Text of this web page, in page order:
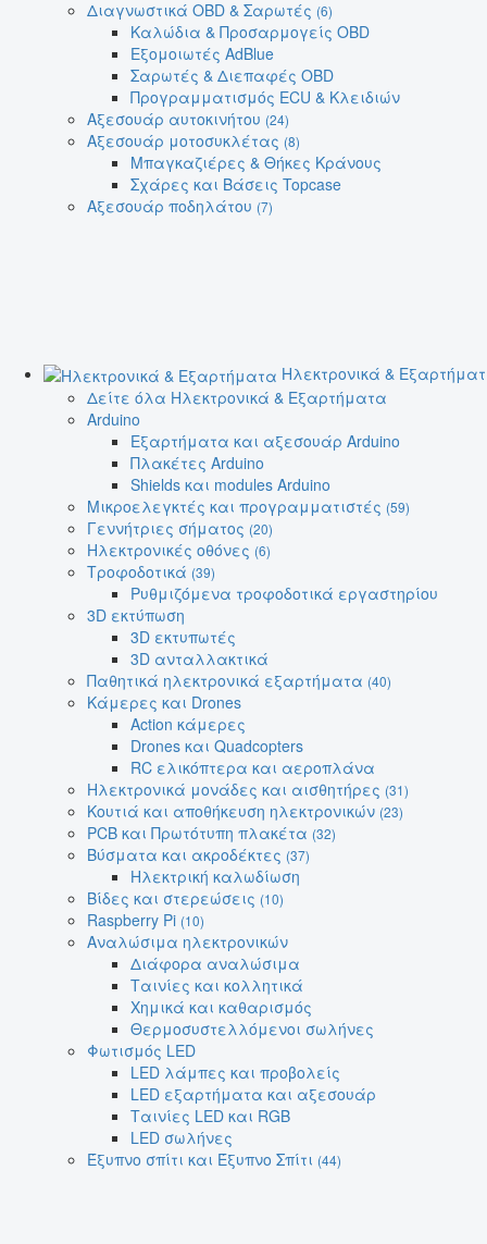
Διαγνωστικά OBD & Σαρωτές (6)
Καλώδια & Προσαρμογείς OBD
Εξομοιωτές AdBlue
Σαρωτές & Διεπαφές OBD
Προγραμματισμός ECU & Κλειδιών
Αξεσουάρ αυτοκινήτου (24)
Αξεσουάρ μοτοσυκλέτας (8)
Μπαγκαζιέρες & Θήκες Κράνους
Σχάρες και Βάσεις Topcase
Αξεσουάρ ποδηλάτου (7)
Ηλεκτρονικά &
Δείτε όλα Ηλεκτρονικά & Εξαρτήματα
Arduino
Εξαρτήματα και αξεσουάρ Arduino
Πλακέτες Arduino
Shields και modules Arduino
Μικροελεγκτές και προγραμματιστές (59)
Γεννήτριες σήματος (20)
Ηλεκτρονικές οθόνες (6)
Τροφοδοτικά (39)
Ρυθμιζόμενα τροφοδοτικά εργαστηρίου
3D εκτύπωση
3D εκτυπωτές
3D ανταλλακτικά
Παθητικά ηλεκτρονικά εξαρτήματα (40)
Κάμερες και Drones
Action κάμερες
Drones και Quadcopters
RC ελικόπτερα και αεροπλάνα
Ηλεκτρονικά μονάδες και αισθητήρες (31)
Κουτιά και αποθήκευση ηλεκτρονικών (23)
PCB και Πρωτότυπη πλακέτα (32)
Βύσματα και ακροδέκτες (37)
Ηλεκτρική καλωδίωση
Βίδες και στερεώσεις (10)
Raspberry Pi (10)
Αναλώσιμα ηλεκτρονικών
Διάφορα αναλώσιμα
Ταινίες και κολλητικά
Χημικά και καθαρισμός
Θερμοσυστελλόμενοι σωλήνες
Φωτισμός LED
LED λάμπες και προβολείς
LED εξαρτήματα και αξεσουάρ
Ταινίες LED και RGB
LED σωλήνες
Έξυπνο σπίτι και Έξυπνο Σπίτι (44)